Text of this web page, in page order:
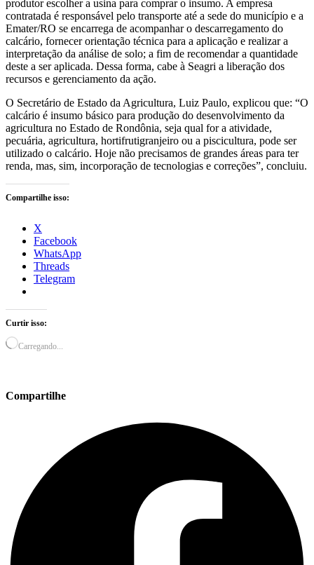
produtor escolher a usina para comprar o insumo. A empresa
contratada é responsável pelo transporte até a sede do município e a
Emater/RO se encarrega de acompanhar o descarregamento do
calcário, fornecer orientação técnica para a aplicação e realizar a
interpretação da análise de solo; a fim de recomendar a quantidade
deste a ser aplicada. Dessa forma, cabe à Seagri a liberação dos
recursos e gerenciamento da ação.
O Secretário de Estado da Agricultura, Luiz Paulo, explicou que: “O
calcário é insumo básico para produção do desenvolvimento da
agricultura no Estado de Rondônia, seja qual for a atividade,
pecuária, agricultura, hortifrutigranjeiro ou a piscicultura, pode ser
utilizado o calcário. Hoje não precisamos de grandes áreas para ter
renda, mas, sim, incorporação de tecnologias e correções”, concluiu.
Compartilhe isso:
X
Facebook
WhatsApp
Threads
Telegram
Curtir isso:
Carregando...
Compartilhe